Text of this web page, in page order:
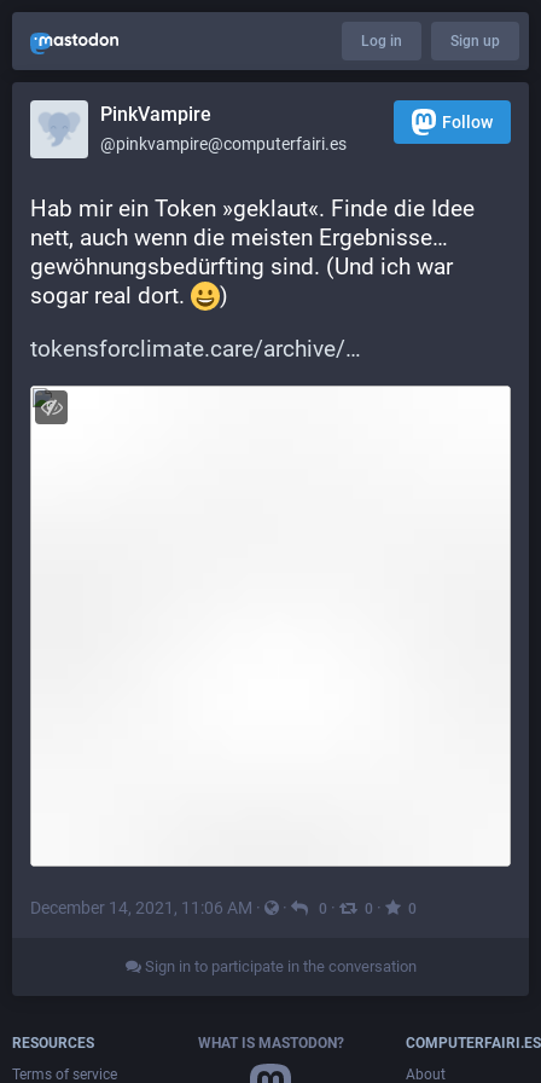
Log in Sign up
PinkVampire
@pinkvampire@computerfairi.es
Follow
Hab mir ein Token »geklaut«. Finde die Idee
nett, auch wenn die meisten Ergebnisse…
gewöhnungsbedürfting sind. (Und ich war
sogar real dort.
​)
tokensforclimate.care/archive/
December 14, 2021, 11:06 AM · · 0 · 0 · 0
Sign in to participate in the conversation
RESOURCES
Terms of service
WHAT IS MASTODON?
COMPUTERFAIRI.ES
About